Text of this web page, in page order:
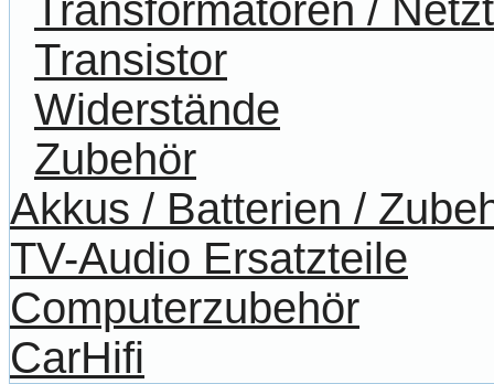
Transformatoren /
Transistor
Widerstände
Zubehör
Akkus / Batterien /
TV-Audio Ersatzteile
Computerzubehör
CarHifi